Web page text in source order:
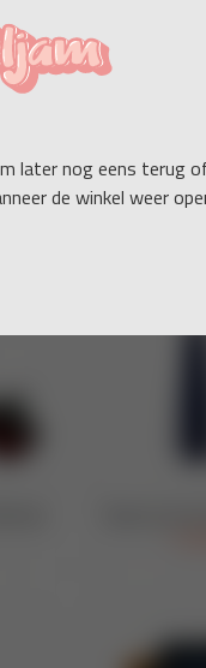
later nog eens terug
de winkel weer